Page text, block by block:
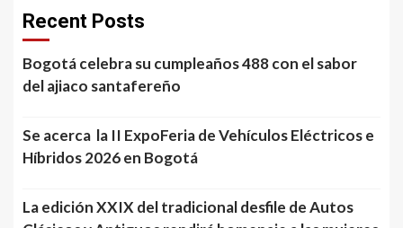
Recent Posts
Bogotá celebra su cumpleaños 488 con el sabor
del ajiaco santafereño
Se acerca la II ExpoFeria de Vehículos Eléctricos e
Híbridos 2026 en Bogotá
La edición XXIX del tradicional desfile de Autos